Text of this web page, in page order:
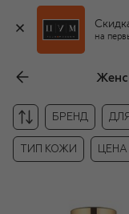
на
БРЕНД
ТИП КОЖИ ЦЕНА